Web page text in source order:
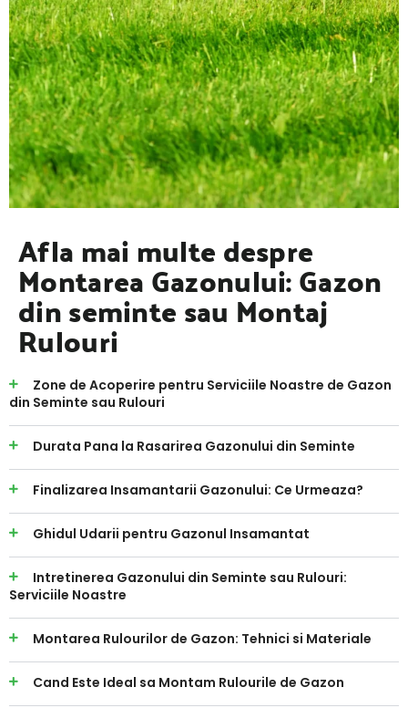
Afla mai multe despre
Montarea Gazonului: Gazon
din seminte sau Montaj
Rulouri
Zone de Acoperire pentru Serviciile Noastre de Gazon
din Seminte sau Rulouri
Durata Pana la Rasarirea Gazonului din Seminte
Finalizarea Insamantarii Gazonului: Ce Urmeaza?
Ghidul Udarii pentru Gazonul Insamantat
Intretinerea Gazonului din Seminte sau Rulouri:
Serviciile Noastre
Montarea Rulourilor de Gazon: Tehnici si Materiale
Cand Este Ideal sa Montam Rulourile de Gazon